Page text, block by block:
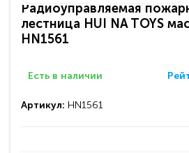
Радиоуправляемая
лестница HUI NA TOYS
HN1561
Есть в наличии
Артикул: HN1561